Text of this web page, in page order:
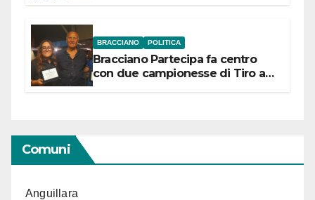
BRACCIANO POLITICA
Bracciano Partecipa fa centro
con due campionesse di Tiro a
Comuni
Anguillara